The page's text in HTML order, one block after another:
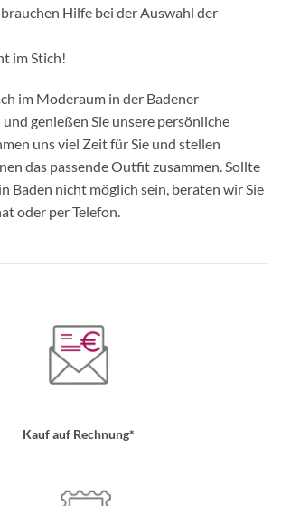
brauchen Hilfe bei der Auswahl der
im Stich!
im Moderaum in der Badener
genießen Sie unsere persönliche
uns viel Zeit für Sie und stellen
das passende Outfit zusammen. Sollte
Baden nicht möglich sein, beraten wir Sie
oder per Telefon.
Kauf auf Rechnung*